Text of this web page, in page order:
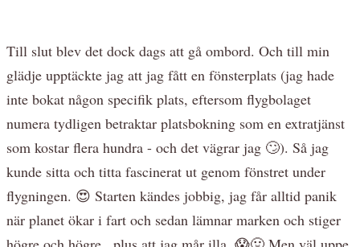
Till slut blev det dock dags att gå ombord. Och till min
glädje upptäckte jag att jag fått en fönsterplats (jag hade
inte bokat någon specifik plats, eftersom flygbolaget
numera tydligen betraktar platsbokning som en extratjänst
som kostar flera hundra - och det vägrar jag 🙄). Så jag
kunde sitta och titta fascinerat ut genom fönstret under
flygningen. 😍 Starten kändes jobbig, jag får alltid panik
när planet ökar i fart och sedan lämnar marken och stiger